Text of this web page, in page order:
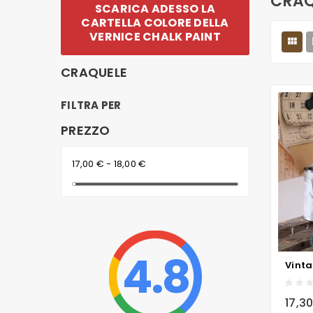
SCARICA ADESSO LA
CARTELLA COLORE DELLA
VERNICE CHALK PAINT
CRAQUELE
FILTRA PER
PREZZO
17,00 € - 18,00 €
4.8

local_grocery_store